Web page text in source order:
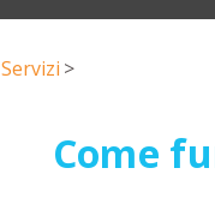
Servizi >
Come